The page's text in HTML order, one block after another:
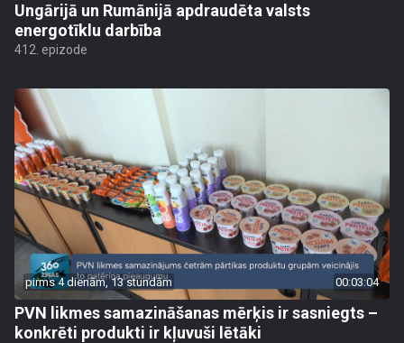
Ungārijā un Rumānijā apdraudēta valsts
energotīklu darbība
412. epizode
pirms 4 dienām, 13 stundām 00:03:04
PVN likmes samazināšanas mērķis ir sasniegts –
konkrēti produkti ir kļuvuši lētāki